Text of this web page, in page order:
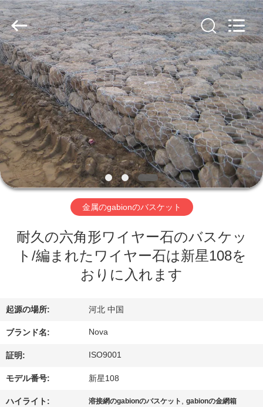
家
へ
製
品
ビ
オ
シ
ョ
ー
わ
ヤ
ー.
Copyright
©
2019
-
2026
Hebei
Nova
Metal
Wire
Mesh
Products
Co.,
Ltd..
All
Rights
Reserved.
金属のgabionのバスケット
耐久の六角形ワイヤー石のバスケッ
ト/編まれたワイヤー石は新星108を
おりに入れます
起源の場所: 河北 中国
ブランド名: Nova
証明: ISO9001
モデル番号: 新星108
ハイライト: 溶接網のgabionのバスケット ,gabionの金網箱